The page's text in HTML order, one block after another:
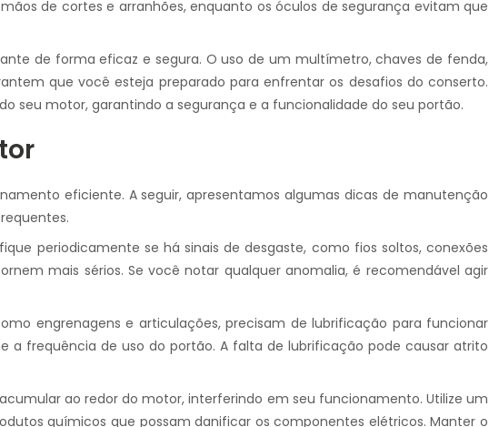
de cortes e arranhões, enquanto os óculos de segurança evitam que
de forma eficaz e segura. O uso de um multímetro, chaves de fenda,
que você esteja preparado para enfrentar os desafios do conserto.
seu motor, garantindo a segurança e a funcionalidade do seu portão.
eficiente. A seguir, apresentamos algumas dicas de manutenção
periodicamente se há sinais de desgaste, como fios soltos, conexões
mais sérios. Se você notar qualquer anomalia, é recomendável agir
engrenagens e articulações, precisam de lubrificação para funcionar
a frequência de uso do portão. A falta de lubrificação pode causar atrito
ao redor do motor, interferindo em seu funcionamento. Utilize um
químicos que possam danificar os componentes elétricos. Manter o